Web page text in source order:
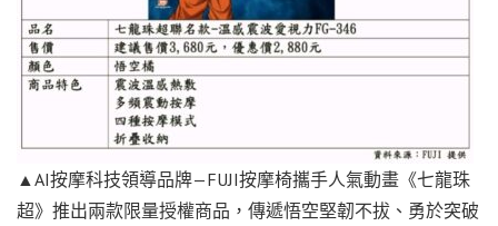
▲AI按摩科技領導品牌—FUJI按摩椅攜手人氣動畫《七龍珠
超》推出兩款限量授權商品，傳遞悟空堅韌不拔、勇於突破